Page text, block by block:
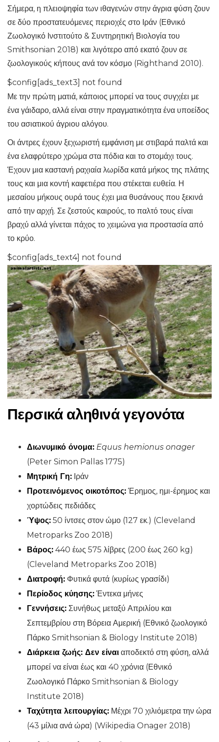
Σήμερα, η πλειοψηφία των ιθαγενών στην άγρια ​​φύση ζουν
σε δύο προστατευόμενες περιοχές στο Ιράν (Εθνικό
Ζωολογικό Ινστιτούτο & Συντηρητική Βιολογία του
Smithsonian 2018) και λιγότερο από εκατό ζουν σε
ζωολογικούς κήπους ανά τον κόσμο (Righthand 2010).
$config[ads_text3] not found
Με την πρώτη ματιά, κάποιος μπορεί να τους συγχέει με
ένα γάιδαρο, αλλά είναι στην πραγματικότητα ένα υποείδος
του ασιατικού άγριου αλόγου.
Οι άντρες έχουν ξεχωριστή εμφάνιση με στιβαρά παλτά και
ένα ελαφρύτερο χρώμα στα πόδια και το στομάχι τους.
Έχουν μια καστανή ραχιαία λωρίδα κατά μήκος της πλάτης
τους και μια κοντή καφετιέρα που στέκεται ευθεία. Η
μεσαίου μήκους ουρά τους έχει μια θυσάνους που ξεκινά
από την αρχή. Σε ζεστούς καιρούς, το παλτό τους είναι
βραχύ αλλά γίνεται πάχος το χειμώνα για προστασία από
το κρύο.
$config[ads_text4] not found
Περσικά αληθινά γεγονότα
Διωνυμικό όνομα: Equus hemionus onager
(Peter Simon Pallas 1775)
Μητρική Γη: Ιράν
Προτεινόμενος οικοτόπος: Έρημος, ημι-έρημος και
χορτώδεις πεδιάδες
Ύψος: 50 ίντσες στον ώμο (127 εκ.) (Cleveland
Metroparks Zoo 2018)
Βάρος: 440 έως 575 λίβρες (200 έως 260 kg)
(Cleveland Metroparks Zoo 2018)
Διατροφή: Φυτικά φυτά (κυρίως γρασίδι)
Περίοδος κύησης: Έντεκα μήνες
Γεννήσεις: Συνήθως μεταξύ Απριλίου και
Σεπτεμβρίου στη Βόρεια Αμερική (Εθνικό ζωολογικό
Πάρκο Smithsonian & Biology Institute 2018)
Διάρκεια ζωής: Δεν είναι αποδεκτό στη φύση, αλλά
μπορεί να είναι έως και 40 χρόνια (Εθνικό
Ζωολογικό Πάρκο Smithsonian & Biology
Institute 2018)
Ταχύτητα λειτουργίας: Μέχρι 70 χιλιόμετρα την ώρα
(43 μίλια ανά ώρα) (Wikipedia Onager 2018)